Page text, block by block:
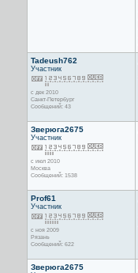
Tadeush762
Участник
с дек 2010
Санкт-Петербург
Сообщений: 43
Зверюга2675
Участник
с июл 2010
Москва
Сообщений: 1538
Prof61
Участник
с ноя 2009
Рязань
Сообщений: 622
Зверюга2675